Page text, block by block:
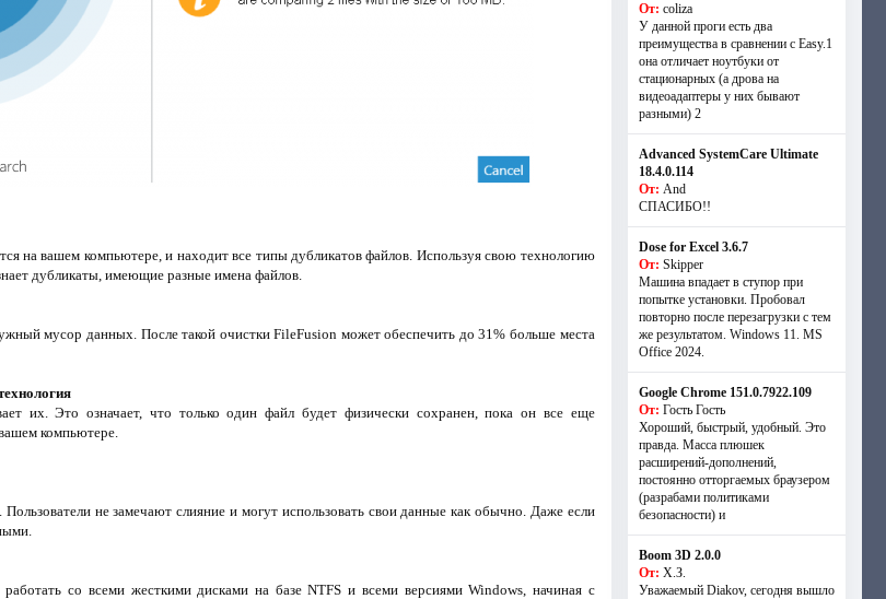
на вашем компьютере, и находит все типы дубликатов файлов. Используя свою технологию
дубликаты, имеющие разные имена файлов.
мусор данных. После такой очистки FileFusion может обеспечить до 31% больше места
их. Это означает, что только один файл будет физически сохранен, пока он все еще
компьютере.
не замечают слияние и могут использовать свои данные как обычно. Даже если
со всеми жесткими дисками на базе NTFS и всеми версиями Windows, начиная с
От: coliza
У данной проги есть два
преимущества в сравнении с Easy.1
она отличает ноутбуки от
стационарных (а дрова на
видеоадаптеры у них бывают
разными) 2
Advanced SystemCare Ultimate
18.4.0.114
От: And
СПАСИБО!!
Dose for Excel 3.6.7
От: Skipper
Машина впадает в ступор при
попытке установки. Пробовал
повторно после перезагрузки с тем
же результатом. Windows 11. MS
Offiсe 2024.
Google Chrome 151.0.7922.109
От: Гость Гость
Хороший, быстрый, удобный. Это
правда. Масса плюшек
расширений-дополнений,
постоянно отторгаемых браузером
(разрабами политиками
безопасности) и
Boom 3D 2.0.0
От: Х.З.
Уважаемый Diakov, сегодня вышло